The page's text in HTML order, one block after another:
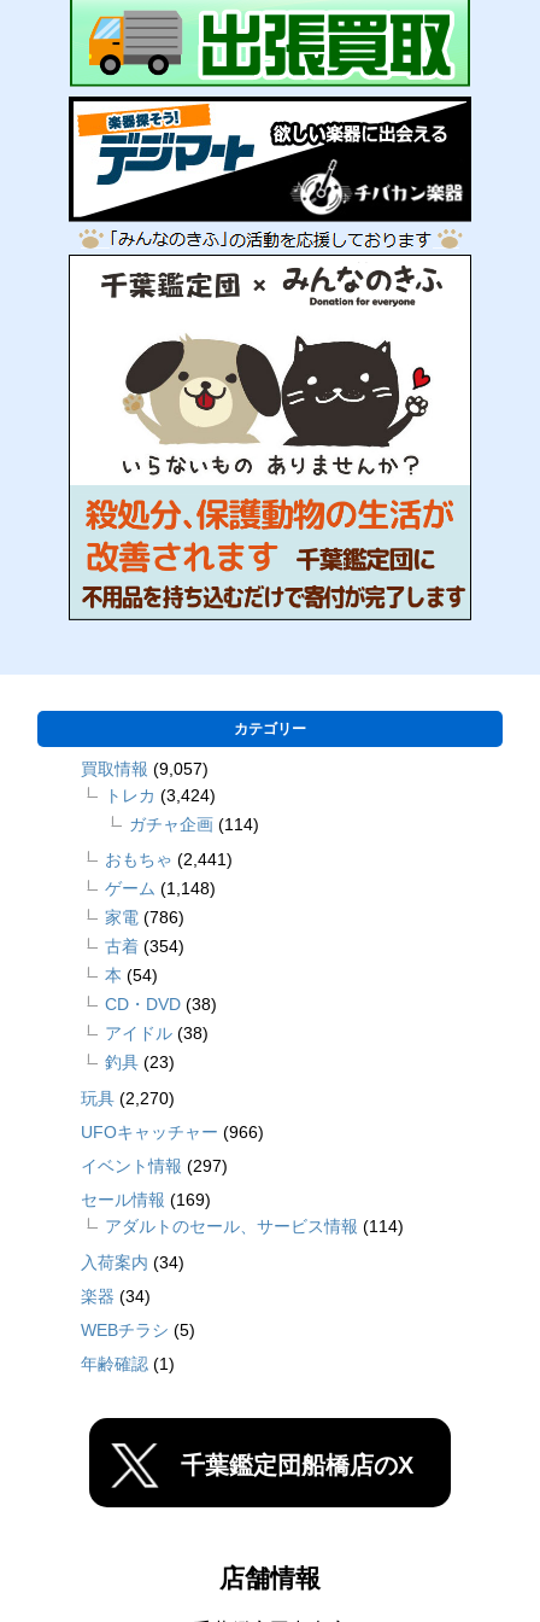
カテゴリー
買取情報 (9,057)
トレカ (3,424)
ガチャ企画 (114)
おもちゃ (2,441)
ゲーム (1,148)
家電 (786)
古着 (354)
本 (54)
CD・DVD (38)
アイドル (38)
釣具 (23)
玩具 (2,270)
UFOキャッチャー (966)
イベント情報 (297)
セール情報 (169)
アダルトのセール、サービス情報 (114)
入荷案内 (34)
楽器 (34)
WEBチラシ (5)
年齢確認 (1)
千葉鑑定団船橋店のX
店舗情報